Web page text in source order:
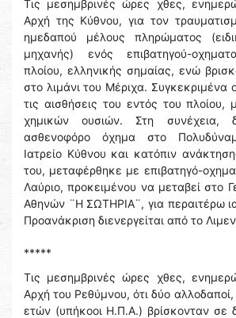
Τις μεσημβρινές ώρες χθες,
Αρχή της Κύθνου, για τον
ημεδαπού μέλους πληρώματος
μηχανής) ενός επιβατηγού-
πλοίου, ελληνικής σημαίας, ενώ
στο λιμάνι του Μέριχα. Συγκεκριμένα
τις αισθήσεις του εντός του πλοίου,
χημικών ουσιών. Στη συνέχεια,
ασθενοφόρο όχημα στο
Ιατρείο Κύθνου και κατόπιν
του, μεταφέρθηκε με επιβατηγό-
Λαύριο, προκειμένου να μεταβεί στο
Αθηνών ¨Η ΣΩΤΗΡΙΑ¨, για περαιτέρω
Προανάκριση διενεργείται από το
*****
Τις μεσημβρινές ώρες χθες,
Αρχή του Ρεθύμνου, ότι δύο αλλοδαποί,
ετών (υπήκοοι Η.Π.Α.) βρίσκονταν σε